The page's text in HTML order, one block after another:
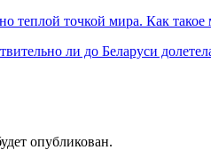
теплой точкой мира. Как
ли до Беларуси
опубликован.